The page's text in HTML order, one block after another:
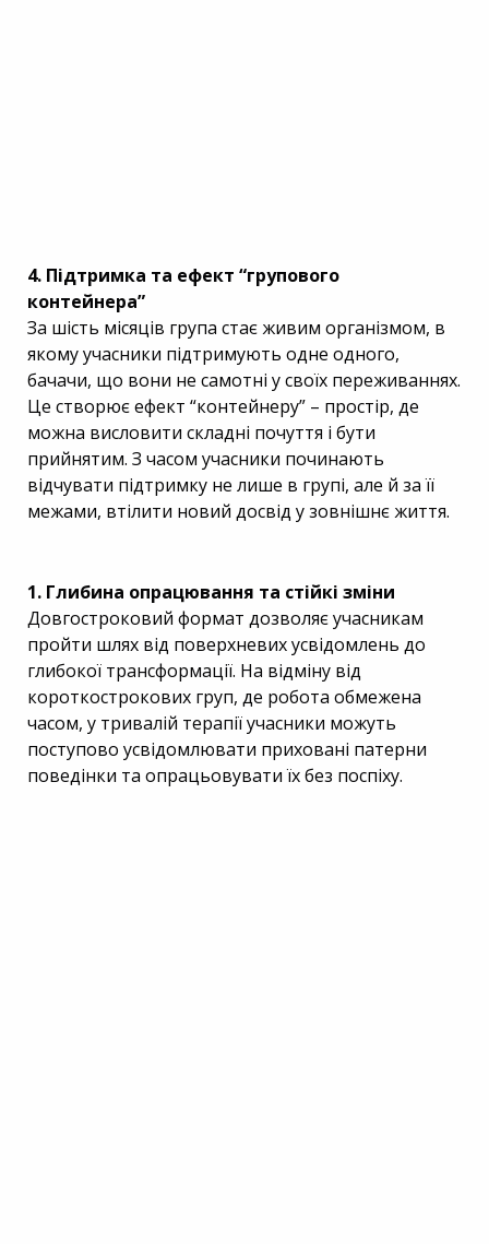
1. Глибина опрацювання та стійкі зміни
Довгостроковий формат дозволяє учасникам
пройти шлях від поверхневих усвідомлень до
глибокої трансформації. На відміну від
короткострокових груп, де робота обмежена
часом, у тривалій терапії учасники можуть
поступово усвідомлювати приховані патерни
поведінки та опрацьовувати їх без поспіху.
4. Підтримка та ефект “групового
контейнера”
За шість місяців група стає живим організмом, в
якому учасники підтримують одне одного,
бачачи, що вони не самотні у своїх переживаннях.
Це створює ефект “контейнеру” – простір, де
можна висловити складні почуття і бути
прийнятим. З часом учасники починають
відчувати підтримку не лише в групі, але й за її
межами, втілити новий досвід у зовнішнє життя.